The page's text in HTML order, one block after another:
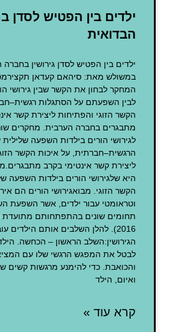
ילדים בין הפטיש לסדן
הבדואית
ילדים בין הפטיש לסדן גירושין
במשולש מאת: סיהאם קעדאן
המחקר לבחון את הקשר שבין גירושי
לבין השפעתם על הסתגלות
הקשר הזוגי והפתיחות ליצירת קשר
מתבגרים בחברה הערבית. מחקרים
לגירושי הורים בילדות השפעה
הרגשית–חברתית, על איכות הקשר
ליצירת קשר אינטימי בקרב
היא שלגירושי הורים בילדות השפעה
הקשר הזוגי. מבואגירושי הורים הם
וטראומטי עבור ילדים, אשר השפעת
תחומים שונים בהתפתחותם מתועדת
2016). להלן השלבים אותם הילדים
הגירושין:השלב הראשון – הכחשה.
לבטל את המפגש הרגשי שלו עם
והכואבת. כדי להימנע מרגשות קשים
ואיום, הילד
קרא עוד »